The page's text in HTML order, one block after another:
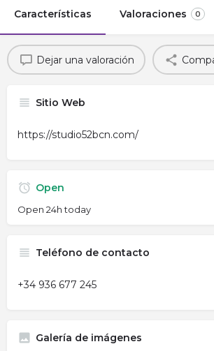
Características Valoraciones 0
Dejar una valoración
Sitio Web
https://studio52bcn.com/
Open
Open 24h today
Teléfono de contacto
+34 936 677 245
Galería de imágenes